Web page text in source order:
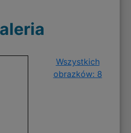
Wszystkich
obrazków: 8